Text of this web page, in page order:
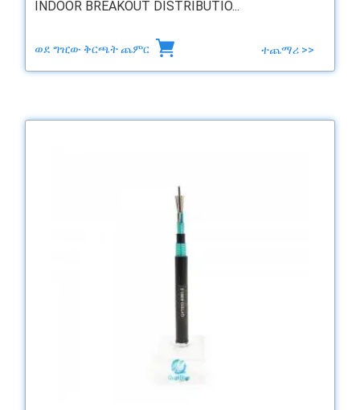
INDOOR BREAKOUT DISTRIBUTIO...
ወደ ግዢው ቅርጫት ጨምር ተጨማሪ >>